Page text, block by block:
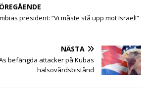
t
t
t
s
s
e
l
g
m
president: ”Vi måste stå upp mot Israel!”
NÄSTA
befängda attacker på Kubas
hälsovårdsbistånd